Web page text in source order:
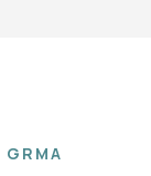
GRMA